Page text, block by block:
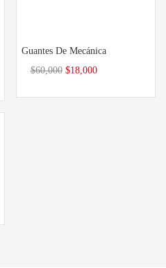
Guantes De Mecánica
$60,000 $18,000